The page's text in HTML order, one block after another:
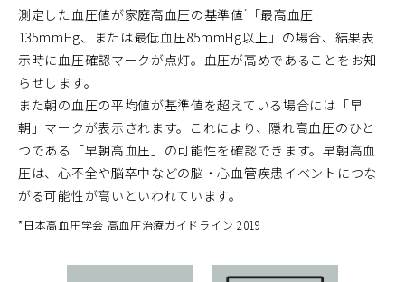
測定した血圧値が家庭高血圧の基準値*
「最高血圧
135mmHg、または最低血圧85mmHg以上」の場合、結果表
示時に血圧確認マークが点灯。血圧が高めであることをお知
らせします。
また朝の血圧の平均値が基準値を超えている場合には「早
朝」マークが表示されます。これにより、隠れ高血圧のひと
つである「早朝高血圧」の可能性を確認できます。早朝高血
圧は、心不全や脳卒中などの脳・心血管疾患イベントにつな
がる可能性が高いといわれています。
*日本高血圧学会 高血圧治療ガイドライン 2019